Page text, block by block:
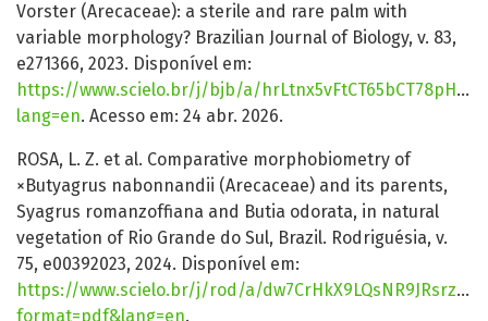
Vorster (Arecaceae): a sterile and rare palm with
variable morphology? Brazilian Journal of Biology, v. 83,
e271366, 2023. Disponível em:
https://www.scielo.br/j/bjb/a/hrLtnx5vFtCT65bCT78pHNz/
lang=en. Acesso em: 24 abr. 2026.
ROSA, L. Z. et al. Comparative morphobiometry of
×Butyagrus nabonnandii (Arecaceae) and its parents,
Syagrus romanzoffiana and Butia odorata, in natural
vegetation of Rio Grande do Sul, Brazil. Rodriguésia, v.
75, e00392023, 2024. Disponível em:
https://www.scielo.br/j/rod/a/
format=pdf&lang=en.